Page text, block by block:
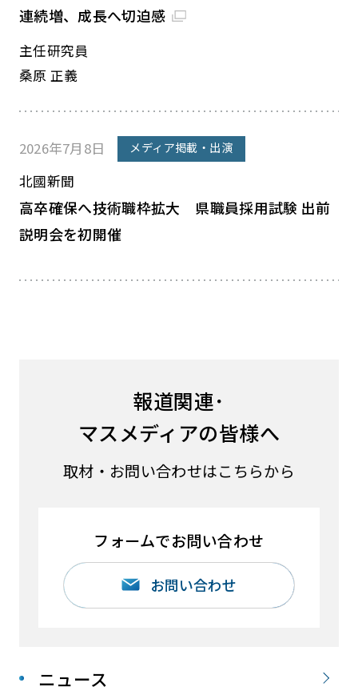
ニュース
連続増、成長へ切迫感
主任研究員
桑原 正義
2026年7月8日 メディア掲載・出演
北國新聞
高卒確保へ技術職枠拡大 県職員採用試験 出前
説明会を初開催
報道関連･
マスメディアの皆様へ
取材・お問い合わせはこちらから
フォームでお問い合わせ
お問い合わせ